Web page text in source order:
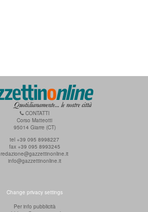
CONTATTI
Corso Matteotti
95014 Giarre (CT)
tel +39 095 8998227
fax +39 095 8993245
redazione@gazzettinonline.it
info@gazzettinonline.it
Change privacy settings
Per info pubblicità